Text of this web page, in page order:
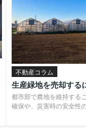
不動産コラム
都市部で農地を維持する
確保や、災害時の安全性